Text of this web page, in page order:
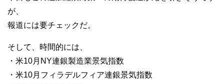
が、
報道には要チェックだ。
そして、時間的には、
・米10月NY連銀製造業景気指数
・米10月フィラデルフィア連銀景気指数